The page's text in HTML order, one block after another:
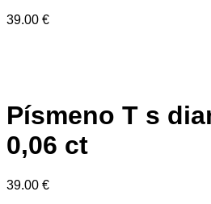
39.00 €
Písmeno T s
0,06 ct
39.00 €